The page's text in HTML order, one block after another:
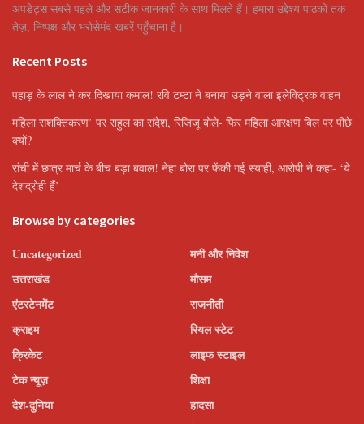
अपडेट्स सबसे पहले और सटीक जानकारी के साथ मिलते हैं। हमारा उद्देश्य पाठकों तक
तेज़, निष्पक्ष और भरोसेमंद खबरें पहुँचाना है।
Recent Posts
पहाड़ के लाल ने कर दिखाया कमाल! रवि टम्टा ने बनाया उड़ने वाला इलेक्ट्रिक वाहन
महिला सशक्तिकरण’ पर राहुल का संदेश, रिजिजू बोले- फिर महिला आरक्षण बिल पर पीछे
क्यों?
रांची में छात्र मार्च के बीच बड़ा बवाल! नेहा बोरा पर फेंकी गई स्याही, आरोपी ने कहा- ‘ये
देशद्रोही हैं’
Browse by categories
Uncategorized
उत्तराखंड
एंटरटेनमेंट
क्राइम
क्रिकेट
टेक न्यूज़
देश-दुनिया
मनी और निवेश
मौसम
राजनीती
रियल स्टेट
लाइफ स्टाइल
शिक्षा
हादसा